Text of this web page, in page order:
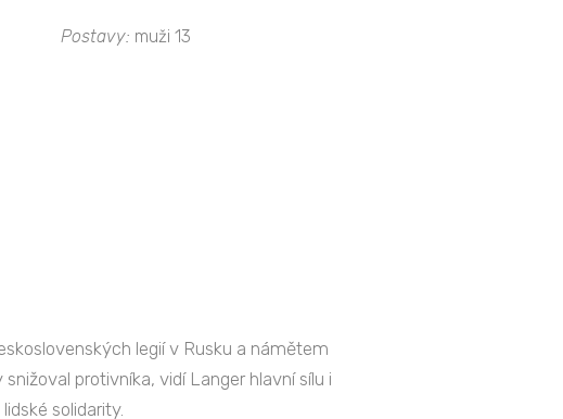
Postavy: muži 13
legií v Rusku a námětem
protivníka, vidí Langer hlavní sílu i
solidarity.